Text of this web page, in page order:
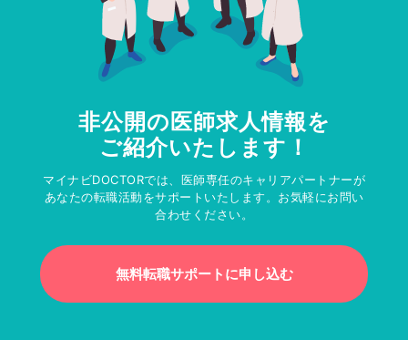
非公開の医師求人情報を
ご紹介いたします！
マイナビDOCTORでは、医師専任のキャリアパートナーが
あなたの転職活動をサポートいたします。お気軽にお問い
合わせください。
無料転職サポートに申し込む